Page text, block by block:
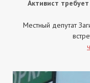
Активист
Местный депутат